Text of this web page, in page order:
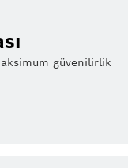
güvenilirlik